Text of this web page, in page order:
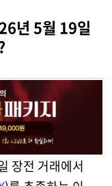
년 5월 19일
장전 거래에서